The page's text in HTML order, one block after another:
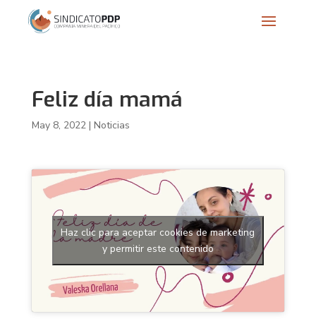
Feliz día mamá
May 8, 2022| Noticias
Haz clic para aceptar cookies de marketing
y permitir este contenido